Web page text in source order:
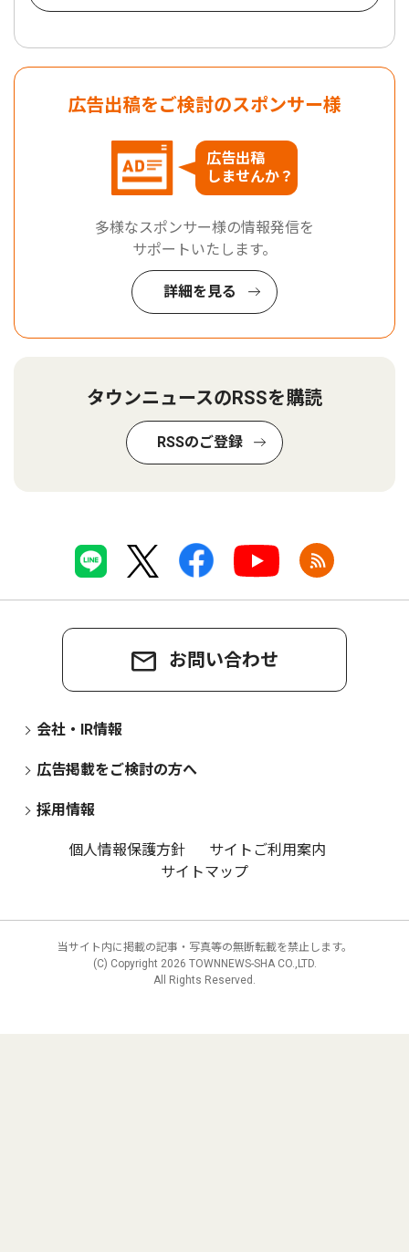
広告出稿をご検討のスポンサー様
広告出稿
しませんか？
多様なスポンサー様の情報発信を
サポートいたします。
詳細を見る
タウンニュースのRSSを購読
RSSのご登録
お問い合わせ
会社・IR情報
広告掲載をご検討の方へ
採用情報
個人情報保護方針
サイトご利用案内
サイトマップ
当サイト内に掲載の記事・写真等の無断転載を禁止します。
(C) Copyright 2026 TOWNNEWS-SHA CO.,LTD.
All Rights Reserved.